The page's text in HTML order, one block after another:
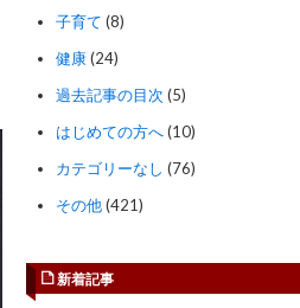
子育て (8)
健康(24)
過去記事の目次 (5)
はじめての方へ(10)
カテゴリーなし (76)
その他(421)
新着記事